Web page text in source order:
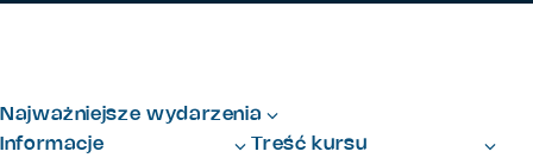
Najważniejsze wydarzenia
Informacje
Treść kursu